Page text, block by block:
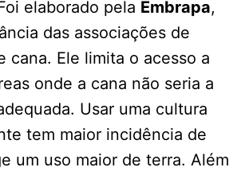
elaborado pela Embrapa,
das associações de
cana. Ele limita o acesso a
onde a cana não seria a
Usar uma cultura
tem maior incidência de
um uso maior de terra. Além